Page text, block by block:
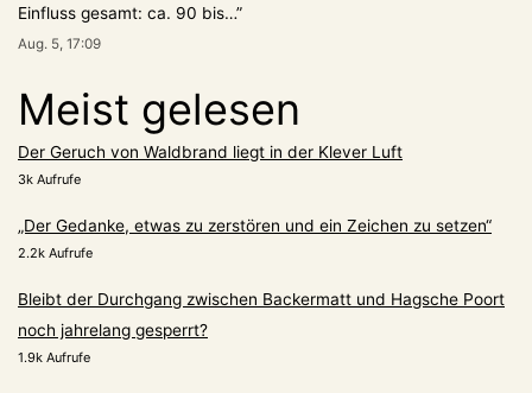
Einfluss gesamt: ca. 90 bis…”
Aug. 5, 17:09
Meist gelesen
Der Geruch von Waldbrand liegt in der Klever Luft
3k Aufrufe
„Der Gedanke, etwas zu zerstören und ein Zeichen zu setzen“
2.2k Aufrufe
Bleibt der Durchgang zwischen Backermatt und Hagsche Poort
noch jahrelang gesperrt?
1.9k Aufrufe